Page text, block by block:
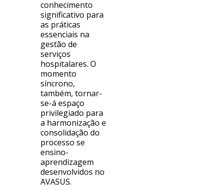
conhecimento
significativo para
as práticas
essenciais na
gestão de
serviços
hospitalares. O
momento
síncrono,
também, tornar-
se-á espaço
privilegiado para
a harmonização e
consolidação do
processo se
ensino-
aprendizagem
desenvolvidos no
AVASUS.